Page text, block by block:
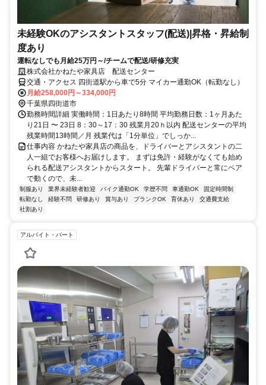
未経験OKのアシスタントスタッフ(配送)|昇格・昇給制
度あり
運転なしでも月給25万円～/チームで配送/研修充実
株式会社かねたや家具店 配送センター
交通・アクセス 四街道駅から車で5分 マイカー通勤OK（転勤なし）
月給258,000円～334,000円
千葉県四街道市
勤務時間詳細 実働時間：1日あたり8時間 平均勤務日数：1ヶ月あた
り21日 〜 23日 8：30～17：30 残業月20ｈ以内 配送センターの平均
残業時間13時間／月 残業代は「1分単位」でしっか...
仕事内容 かねたや家具店の商品を、ドライバーとアシスタントの二
人一組でお客様へお届けします。 まずは免許・経験がなくても始め
られる配送アシスタントからスタート。 先輩ドライバーと常にペア
で動くので、未...
制服あり 業界未経験者歓迎 バイク通勤OK 学歴不問 車通勤OK
固定時間制
転勤なし
経験不問 研修あり 賞与あり ブランクOK 育休あり
交通費支給
社割あり
アルバイト・パート